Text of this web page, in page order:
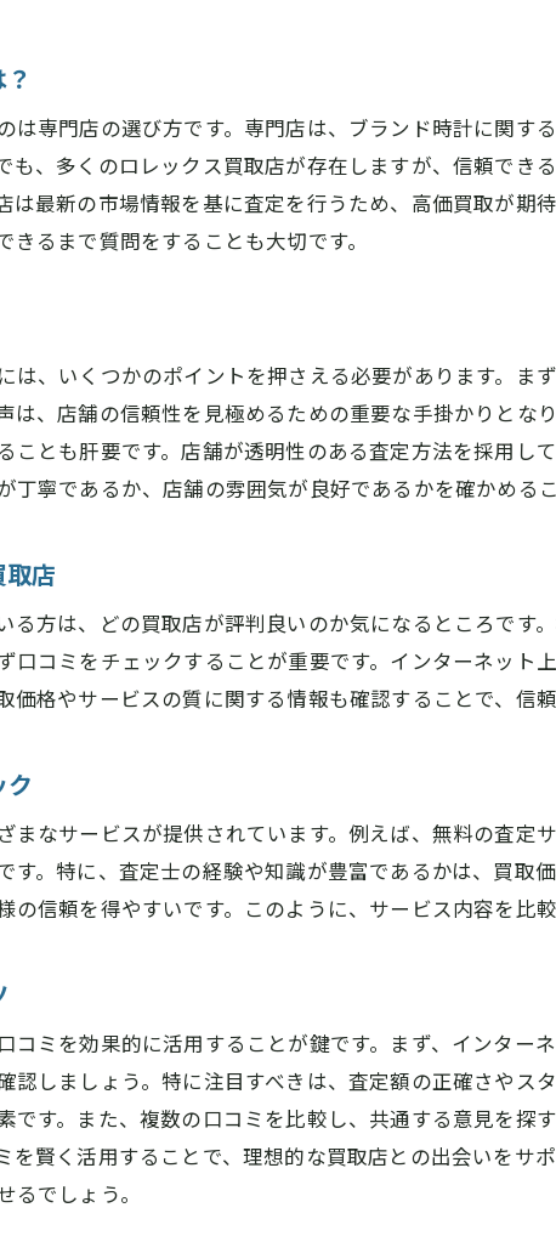
プロによるクリーニングで価値を高める
買取査定前に知っておくべき交渉テクニック
橿原市でのロレックス買取で失敗しないための重要ステ
失敗しがちなロレックス買取の落とし穴
契約書確認で見落としがちなポイント
安心して取引できる買取の流れ
買取後のアフターサービスも確認しよう
高額査定を得るための具体的アプローチ
市場動向を踏まえた適切な売却タイミング
交渉時に気を付けるべきポイント
最適な交渉タイミングの見極め方
査定額を上げるための効果的な質問
ロレックス買取の際に知っておくべき市場の動向
最新のロレックス買取市場トレンド
ブランド価値の変動要因
は専門店の選び方です。専門店は、ブランド時計に関す
も、多くのロレックス買取店が存在しますが、信頼でき
は最新の市場情報を基に査定を行うため、高価買取が期
るまで質問をすることも大切です。
は、いくつかのポイントを押さえる必要があります。ま
は、店舗の信頼性を見極めるための重要な手掛かりとな
ことも肝要です。店舗が透明性のある査定方法を採用し
寧であるか、店舗の雰囲気が良好であるかを確かめるこ
店
る方は、どの買取店が評判良いのか気になるところです
コミをチェックすることが重要です。インターネット
格やサービスの質に関する情報も確認することで、信
まなサービスが提供されています。例えば、無料の査定
。特に、査定士の経験や知識が豊富であるかは、買取
信頼を得やすいです。このように、サービス内容を比
コミを効果的に活用することが鍵です。まず、インター
認しましょう。特に注目すべきは、査定額の正確さやス
です。また、複数の口コミを比較し、共通する意見を探
を賢く活用することで、理想的な買取店との出会いをサ
でしょう。